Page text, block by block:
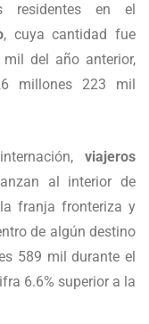
residentes en el
, cuya cantidad fue
del año anterior,
millones 223 mil
viajeros
al interior de
franja fronteriza y
de algún destino
589 mil durante el
6.6% superior a la